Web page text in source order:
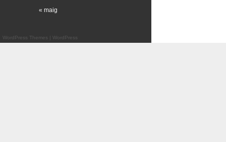
« maig
WordPress Themes | WordPress